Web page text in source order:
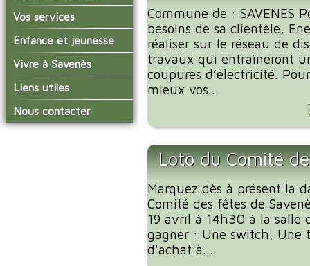
Savenès en chiffre
L'histoire du village
Actualités de Savenès
sur ladepeche.fr
Vos élus
Les compte-rendus du
conseil municipal
Les commissions
Les diverses
délégations/syndicats
L'urbanisme
Vos services
La mairie
Le service technique
Les services de l'école
Les installations
municipales
La collecte des ordures
Enfance et jeunesse
L'école primaire
La garderie et la cantine
Le temps périscolaire
La petite enfance
Vivre à Savenès
Agenda Salle des Fetes
Liens utiles
Communauté de
Communes Grand Sud
Tarn et Garonne
Nous contacter
Commune de : SAVENES
besoins de sa clientèle,
réaliser sur le réseau de
travaux qui entraîneront
coupures d’électricité.
mieux vos...
Loto du Comité
Marquez dès à présent la
Comité des fêtes de
19 avril à 14h30 à la salle
gagner : Une switch, Une
d'achat à...